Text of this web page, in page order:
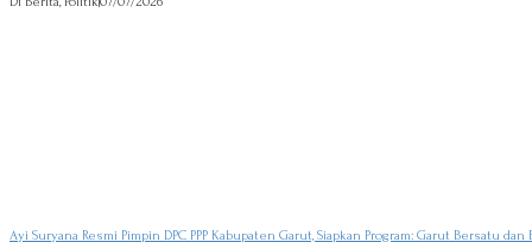
Ayi Suryana Resmi Pimpin DPC PPP Kabupaten Garut, Siapkan Program: Garut Bersatu dan